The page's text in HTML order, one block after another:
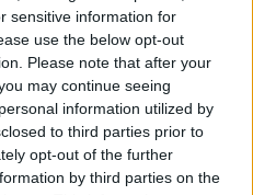
sensitive information for
use the below opt-out
Please note that after your
may continue seeing
information utilized by
to third parties prior to
opt-out of the further
by third parties on the